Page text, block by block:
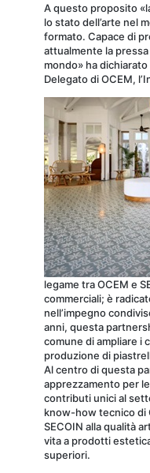
A questo proposito
lo stato dell’arte nel
formato. Capace di
attualmente la
mondo» ha
Delegato di OCEM,
legame tra OCEM e
commerciali; è
nell’impegno
anni, questa
comune di ampliare i
produzione di
Al centro di questa
apprezzamento per
contributi unici al
know-how tecnico di
SECOIN alla qualità
vita a prodotti
superiori.